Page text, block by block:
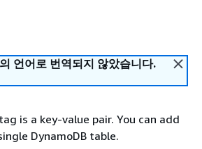
언어로 번역되지 않았습니다.
is a key-value pair. You can add
DynamoDB table.